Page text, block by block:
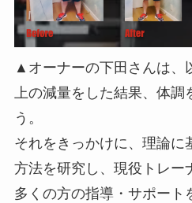
▲オーナーの下田さんは、
上の減量をした結果、体調
う。
それをきっかけに、理論に
方法を研究し、現役トレー
多くの方の指導・サポート